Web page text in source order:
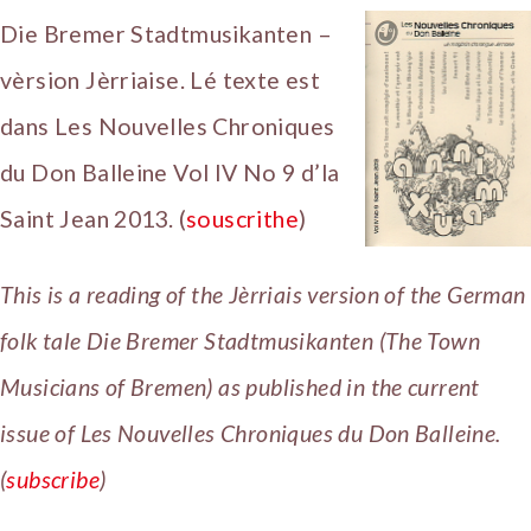
Die Bremer Stadtmusikanten –
vèrsion Jèrriaise. Lé texte est
dans Les Nouvelles Chroniques
du Don Balleine Vol IV No 9 d’la
Saint Jean 2013. (souscrithe)
This is a reading of the Jèrriais version of the German
folk tale Die Bremer Stadtmusikanten (The Town
Musicians of Bremen) as published in the current
issue of Les Nouvelles Chroniques du Don Balleine.
(subscribe)